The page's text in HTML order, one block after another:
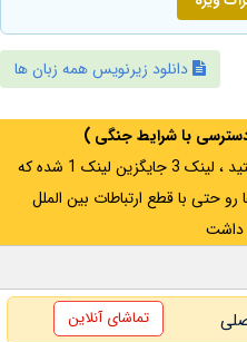
دانلود زیرنویس همه زبان ها
با شرایط جنگی )
اگر از ایران به آدرس مخفی متصل هستید ، لینک 3 جایگزین لینک 1 شده که
حتی با قطع ارتباطات بین الملل
داشت
تماشای آنلاین